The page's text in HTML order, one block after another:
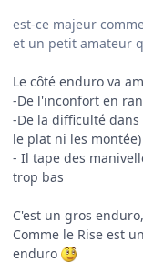
est-ce majeur
et un petit amateur
Le côté enduro va
-De l'inconfort en
-De la difficulté
le plat ni les montée)
- Il tape des
trop bas
C'est un gros
Comme le Rise est
enduro